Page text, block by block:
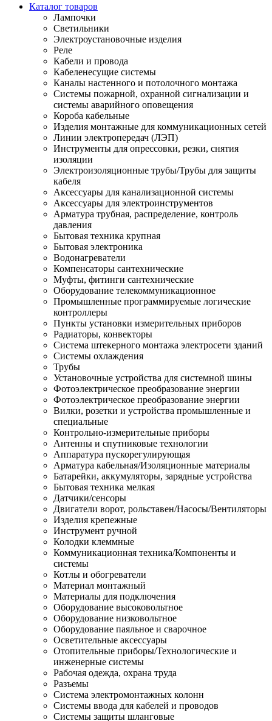
Каталог товаров
Лампочки
Светильники
Электроустановочные изделия
Реле
Кабели и провода
Кабеленесущие системы
Каналы настенного и потолочного монтажа
Системы пожарной, охранной сигнализации и
системы аварийного оповещения
Короба кабельные
Изделия монтажные для коммуникационных сетей
Линии электропередач (ЛЭП)
Инструменты для опрессовки, резки, снятия
изоляции
Электроизоляционные трубы/Трубы для защиты
кабеля
Аксессуары для канализационной системы
Аксессуары для электроинструментов
Арматура трубная, распределение, контроль
давления
Бытовая техника крупная
Бытовая электроника
Водонагреватели
Компенсаторы сантехнические
Муфты, фитинги сантехнические
Оборудование телекоммуникационное
Промышленные программируемые логические
контроллеры
Пункты установки измерительных приборов
Радиаторы, конвекторы
Система штекерного монтажа электросети зданий
Системы охлаждения
Трубы
Установочные устройства для системной шины
Фотоэлектрическое преобразование энергии
Фотоэлектрическое преобразование энергии
Вилки, розетки и устройства промышленные и
специальные
Контрольно-измерительные приборы
Антенны и спутниковые технологии
Аппаратура пускорегулирующая
Арматура кабельная/Изоляционные материалы
Батарейки, аккумуляторы, зарядные устройства
Бытовая техника мелкая
Датчики/сенсоры
Двигатели ворот, рольставен/Насосы/Вентиляторы
Изделия крепежные
Инструмент ручной
Колодки клеммные
Коммуникационная техника/Компоненты и
системы
Котлы и обогреватели
Материал монтажный
Материалы для подключения
Оборудование высоковольтное
Оборудование низковольтное
Оборудование паяльное и сварочное
Осветительные аксессуары
Отопительные приборы/Технологические и
инженерные системы
Рабочая одежда, охрана труда
Разъемы
Система электромонтажных колонн
Системы ввода для кабелей и проводов
Системы защиты шланговые